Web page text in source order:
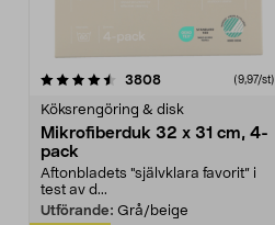
3808recensioner (9,97/st)
Köksrengöring & disk
Mikrofiberduk 32 x 31 cm, 4-
pack
Aftonbladets "självklara favorit” i
test av d...
Utförande: Grå/beige
4.0av 5 stjärnor